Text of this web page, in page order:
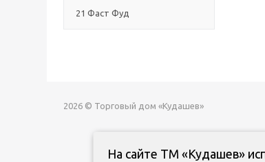
21 Фаст Фуд
2026 © Торговый дом «Кудашев»
На сайте ТМ «Кудашев»